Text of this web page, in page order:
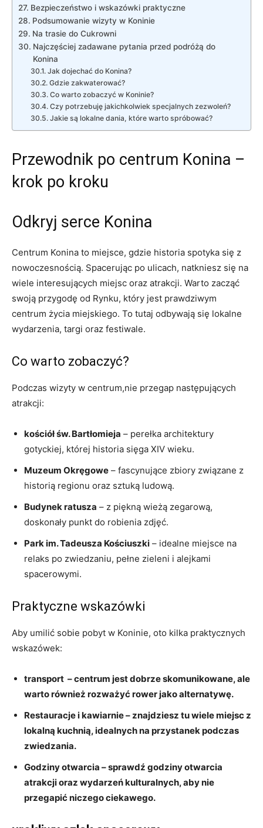
Bezpieczeństwo i wskazówki praktyczne
Podsumowanie wizyty w Koninie
Na ⁢trasie⁣ do⁢ Cukrowni
Najczęściej zadawane pytania przed podróżą do
⁤Konina
Jak dojechać do ⁢Konina?
Gdzie zakwaterować?
Co warto zobaczyć w Koninie?
Czy‌ potrzebuję jakichkolwiek specjalnych zezwoleń?
Jakie ⁢są ⁢lokalne dania, które warto spróbować?
Przewodnik po centrum Konina –
krok​ po ⁢kroku
Odkryj serce Konina
Centrum Konina to miejsce, gdzie historia‍ spotyka się z
nowoczesnością. Spacerując po ulicach,‌ natkniesz się na
wiele⁢ interesujących miejsc ‌oraz atrakcji. Warto ⁢zacząć
swoją przygodę od ⁣Rynku, który jest ‍prawdziwym
centrum życia miejskiego. To tutaj odbywają się lokalne
wydarzenia, targi ​oraz festiwale.
Co warto zobaczyć?
Podczas⁣ wizyty w centrum,nie przegap następujących
atrakcji:
kościół św. ‌Bartłomieja – perełka architektury
gotyckiej,⁣ której historia sięga ⁣XIV​ wieku.
Muzeum ⁢Okręgowe ⁢– fascynujące zbiory związane z
historią regionu ⁣oraz sztuką ludową.
Budynek ratusza – z piękną ⁣wieżą ⁤zegarową,
doskonały punkt do robienia zdjęć.
Park im. Tadeusza Kościuszki – idealne miejsce na
⁣relaks ​po ‌zwiedzaniu, pełne zieleni⁣ i alejkami
spacerowymi.
Praktyczne ‌wskazówki
Aby umilić sobie⁤ pobyt w ⁣Koninie, oto kilka ⁣praktycznych⁤
wskazówek:
transport ⁤ –‍ centrum jest dobrze ⁤skomunikowane,‌ ale
⁢warto ⁤również rozważyć rower jako alternatywę.
Restauracje i kawiarnie– ⁣znajdziesz‍ tu wiele ‍miejsc z
​lokalną‍ kuchnią, ⁤idealnych na ⁢przystanek podczas
zwiedzania.
Godziny otwarcia – sprawdź godziny ‌otwarcia
atrakcji oraz wydarzeń kulturalnych, aby nie⁢
przegapić niczego‍ ciekawego.